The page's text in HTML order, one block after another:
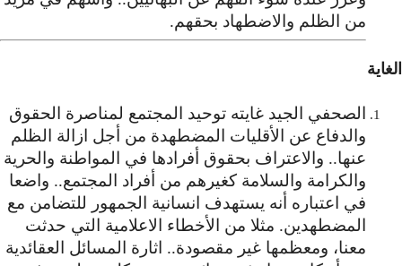
من الظلم والاضطهاد بحقهم.
الغاية
الصحفي الجيد غايته توحيد المجتمع لمناصرة الحقوق
والدفاع عن الأقليات المضطهدة من أجل ازالة الظلم
عنها.. والاعتراف بحقوق أفرادها في المواطنة والحرية
والكرامة والسلامة كغيرهم من أفراد المجتمع.. واضعا
في اعتباره أنه يستهدف انسانية الجمهور للتضامن مع
المضطهدين. مثلا من الأخطاء الاعلامية التي حدثت
معنا، ومعظمها غير مقصودة.. اثارة المسائل العقائدية